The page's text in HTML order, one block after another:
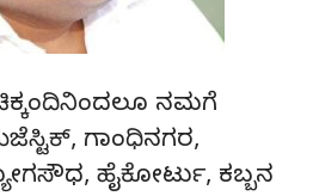
ನಮಗೆ
ಗಾಂಧಿನಗರ,
ಹೈಕೋರ್ಟು, ಕಬ್ಬನ